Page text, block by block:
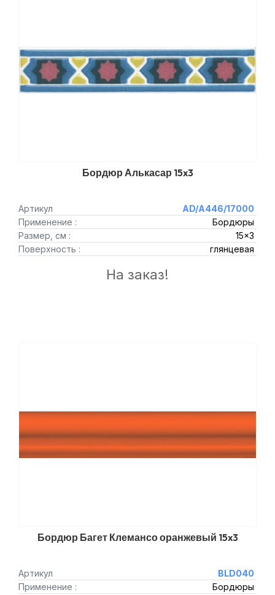
Бордюр Алькасар 15x3
Артикул
AD/A446/17000
Применение :
Бордюры
Размер, см :
15x3
Поверхность :
глянцевая
На заказ!
Бордюр Багет Клемансо оранжевый 15x3
Артикул
BLD040
Применение :
Бордюры